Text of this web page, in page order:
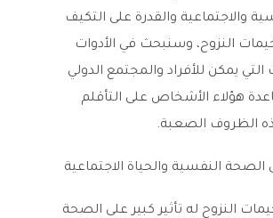
والاجتماعية والقدرة على التكيف
النزوح، وسنبحث في الأدوات
التي يمكن للأفراد والمجتمع الدولي
هؤلاء الأشخاص على التأقلم
الظروف الصعبة.
الصحة النفسية والحياة الاجتماعية
النزوح له تأثير كبير على الصحة